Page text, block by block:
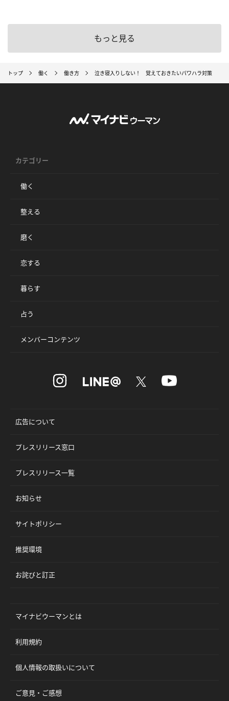
もっと見る
トップ 働く 働き方 泣き寝入りしない！ 覚えておきたいパワハラ対策
カテゴリー
働く
整える
磨く
恋する
暮らす
占う
メンバーコンテンツ
広告について
プレスリリース窓口
プレスリリース一覧
お知らせ
サイトポリシー
推奨環境
お詫びと訂正
マイナビウーマンとは
利用規約
個人情報の取扱いについて
ご意見・ご感想